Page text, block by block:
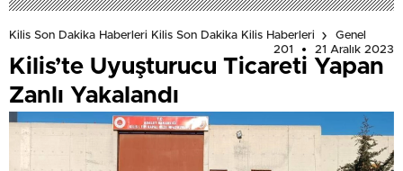
Kilis Son Dakika Haberleri Kilis Son Dakika Kilis Haberleri
Genel
201
21 Aralık 2023
Kilis’te Uyuşturucu Ticareti Yapan
Zanlı Yakalandı